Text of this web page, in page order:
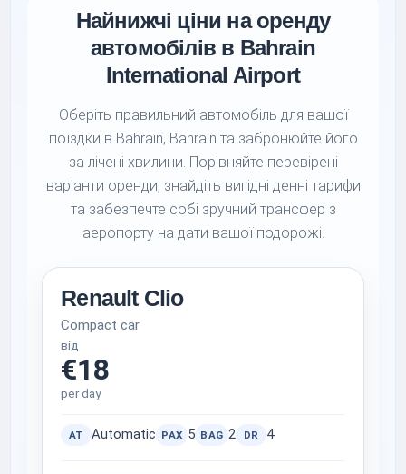
Найнижчі ціни на оренду
автомобілів в Bahrain
International Airport
Оберіть правильний автомобіль для вашої
поїздки в Bahrain, Bahrain та забронюйте його
за лічені хвилини. Порівняйте перевірені
варіанти оренди, знайдіть вигідні денні тарифи
та забезпечте собі зручний трансфер з
аеропорту на дати вашої подорожі.
Renault Clio
Compact car
від
€18
per day
AT Automatic PAX 5 BAG 2 DR 4